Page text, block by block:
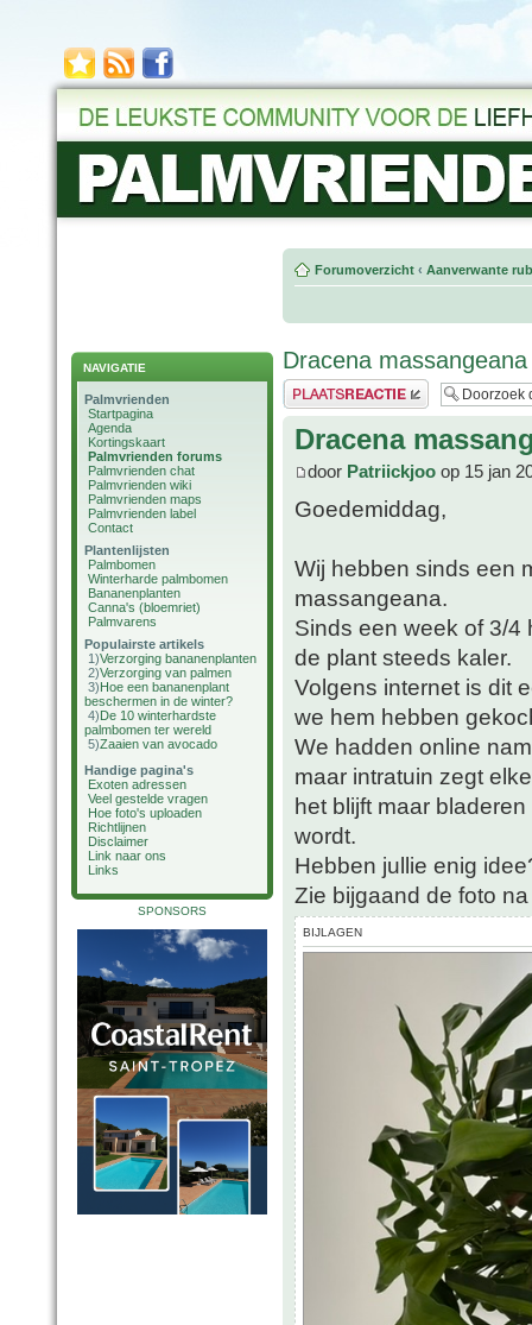
NAVIGATIE
Palmvrienden
Startpagina
Agenda
Kortingskaart
Palmvrienden forums
Palmvrienden chat
Palmvrienden wiki
Palmvrienden maps
Palmvrienden label
Contact
Plantenlijsten
Palmbomen
Winterharde palmbomen
Bananenplanten
Canna's (bloemriet)
Palmvarens
Populairste artikels
1)Verzorging bananenplanten
2)Verzorging van palmen
3)Hoe een bananenplant
beschermen in de winter?
4)De 10 winterhardste
palmbomen ter wereld
5)Zaaien van avocado
Handige pagina's
Exoten adressen
Veel gestelde vragen
Hoe foto's uploaden
Richtlijnen
Disclaimer
Link naar ons
Links
SPONSORS
Forumoverzicht ‹ Aanverwante
Dracena massangeana
Plaats een reactie
Dracena
door Patriickjoo op 15 jan
Goedemiddag,
Wij hebben sinds een
massangeana.
Sinds een week of 3/4
de plant steeds kaler.
Volgens internet is dit
we hem hebben
We hadden online
maar intratuin zegt
het blijft maar
wordt.
Hebben jullie enig
Zie bijgaand de foto
BIJLAGEN